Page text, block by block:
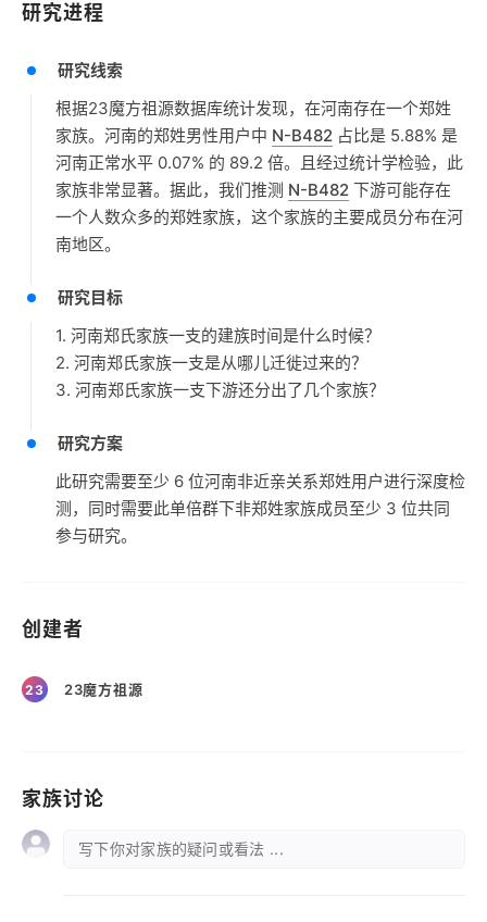
研究进程
研究线索
根据23魔方祖源数据库统计发现，在河南存在一个郑姓
家族。河南的郑姓男性用户中 N-B482 占比是 5.88% 是
河南正常水平 0.07% 的 89.2 倍。且经过统计学检验，此
家族非常显著。据此，我们推测 N-B482 下游可能存在
一个人数众多的郑姓家族，这个家族的主要成员分布在河
南地区。
研究目标
1. 河南郑氏家族一支的建族时间是什么时候？
2. 河南郑氏家族一支是从哪儿迁徙过来的？
3. 河南郑氏家族一支下游还分出了几个家族？
研究方案
此研究需要至少 6 位河南非近亲关系郑姓用户进行深度检
测，同时需要此单倍群下非郑姓家族成员至少 3 位共同
参与研究。
创建者
23 23魔方祖源
家族讨论
写下你对家族的疑问或看法 ...